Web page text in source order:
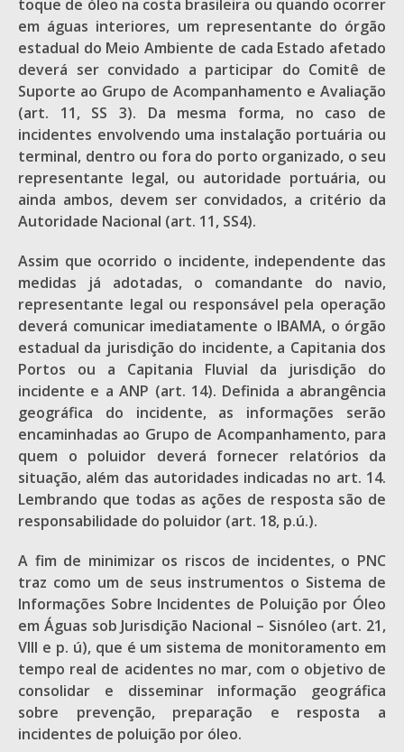
toque de óleo na costa brasileira ou quando ocorrer
em águas interiores, um representante do órgão
estadual do Meio Ambiente de cada Estado afetado
deverá ser convidado a participar do Comitê de
Suporte ao Grupo de Acompanhamento e Avaliação
(art. 11, SS 3). Da mesma forma, no caso de
incidentes envolvendo uma instalação portuária ou
terminal, dentro ou fora do porto organizado, o seu
representante legal, ou autoridade portuária, ou
ainda ambos, devem ser convidados, a critério da
Autoridade Nacional (art. 11, SS4).
Assim que ocorrido o incidente, independente das
medidas já adotadas, o comandante do navio,
representante legal ou responsável pela operação
deverá comunicar imediatamente o IBAMA, o órgão
estadual da jurisdição do incidente, a Capitania dos
Portos ou a Capitania Fluvial da jurisdição do
incidente e a ANP (art. 14). Definida a abrangência
geográfica do incidente, as informações serão
encaminhadas ao Grupo de Acompanhamento, para
quem o poluidor deverá fornecer relatórios da
situação, além das autoridades indicadas no art. 14.
Lembrando que todas as ações de resposta são de
responsabilidade do poluidor (art. 18, p.ú.).
A fim de minimizar os riscos de incidentes, o PNC
traz como um de seus instrumentos o Sistema de
Informações Sobre Incidentes de Poluição por Óleo
em Águas sob Jurisdição Nacional – Sisnóleo (art. 21,
VIII e p. ú), que é um sistema de monitoramento em
tempo real de acidentes no mar, com o objetivo de
consolidar e disseminar informação geográfica
sobre prevenção, preparação e resposta a
incidentes de poluição por óleo.